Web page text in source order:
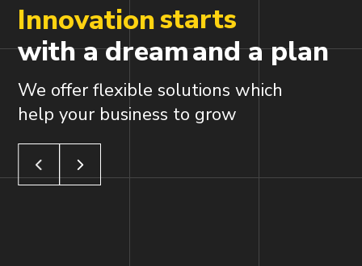
Innovationstarts
with adreamand a plan
We offer flexible solutions which
help your business to grow